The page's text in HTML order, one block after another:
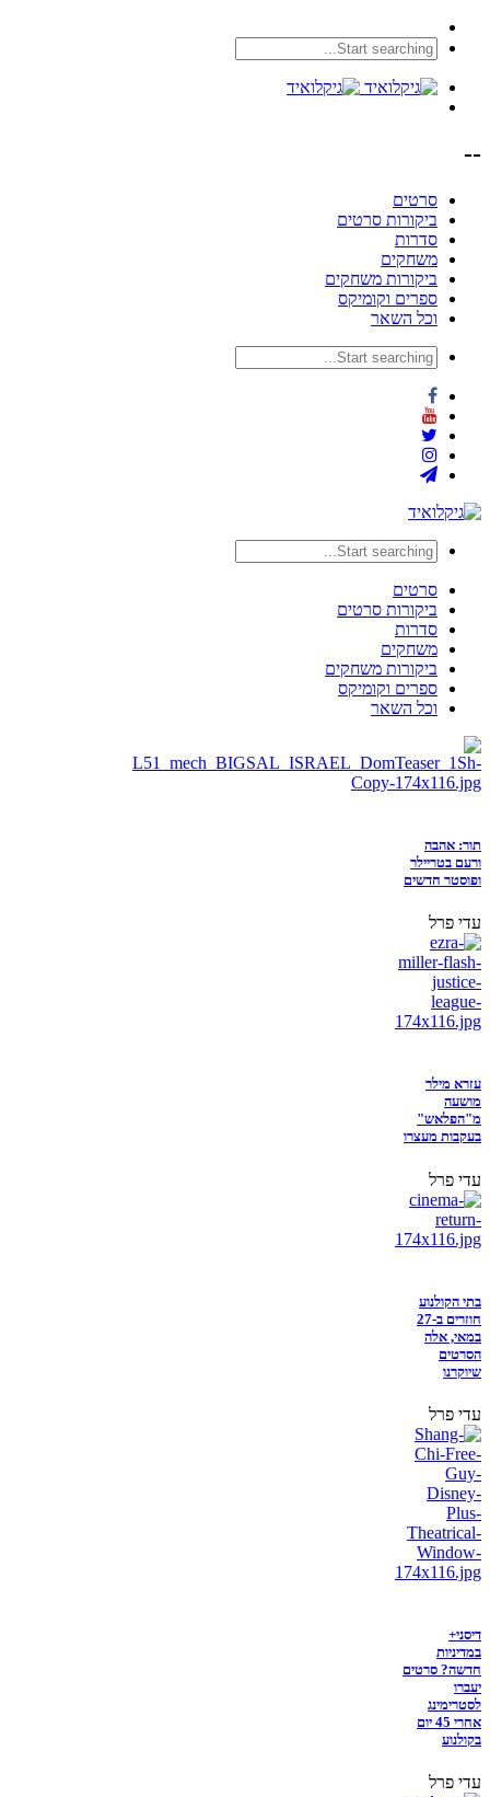
--
סרטים
ביקורות סרטים
סדרות
משחקים
ביקורות משחקים
ספרים וקומיקס
וכל השאר
סרטים
ביקורות סרטים
סדרות
משחקים
ביקורות משחקים
ספרים וקומיקס
וכל השאר
תור: אהבה
ורעם בטריילר
ופוסטר חדשים
עדי פרל
עזרא מילר
מושעה
מ"הפלאש"
בעקבות מעצרו
עדי פרל
בתי הקולנוע
חוזרים ב-27
במאי, אלה
הסרטים
שיוקרנו
עדי פרל
דיסני+
במדיניות
חדשה? סרטים
יעברו
לסטרימינג
אחרי 45 יום
בקולנוע
עדי פרל